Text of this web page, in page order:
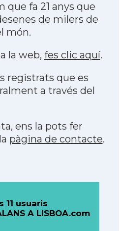
que fa 21 anys que
de milers de
món.
la web, fes clic aquí.
registrats que es
a través del
ens la pots fer
pàgina de contacte.
11 usuaris
A LISBOA.com